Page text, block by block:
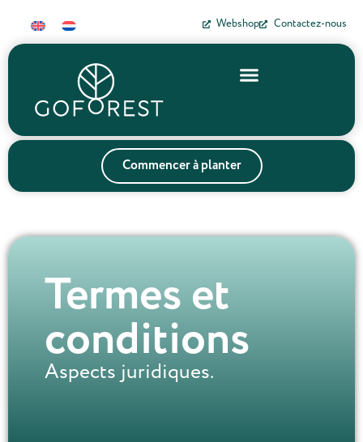
Webshop Contactez-nous
Commencer à planter
Termes et
conditions
Aspects juridiques.